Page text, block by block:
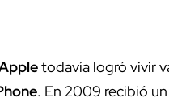
todavía logró vivir
. En 2009 recibió